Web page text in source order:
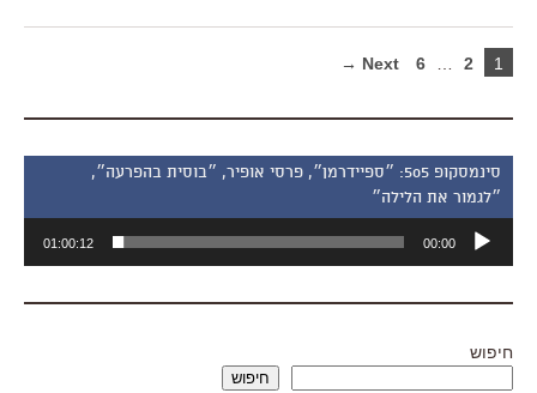
1
2
6
Next →
סינמסקופ 505: ״ספיידרמן״, פרסי אופיר, ״בוסית בהפרעה״,
״לגמור את הלילה״
אודיו
00:00
01:00:12
חיפוש
חיפוש